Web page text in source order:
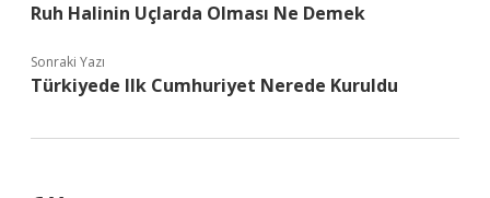
Ruh Halinin Uçlarda Olması Ne Demek
Sonraki Yazı
Türkiyede Ilk Cumhuriyet Nerede Kuruldu